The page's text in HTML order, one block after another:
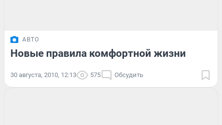
АВТО
Новые правила комфортной жизни
30 августа, 2010, 12:13 575 Обсудить